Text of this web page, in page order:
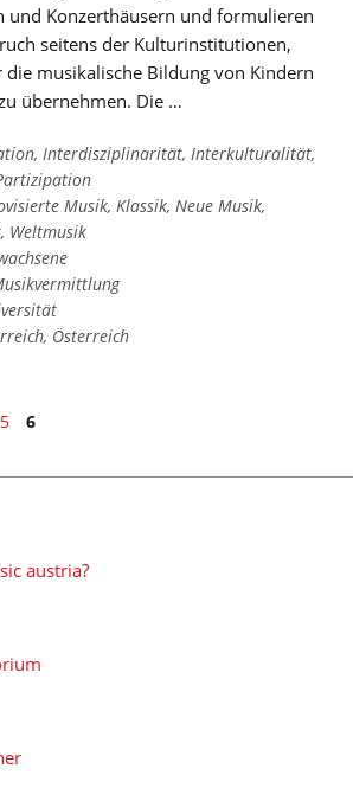
und Konzerthäusern und formulieren
seitens der Kulturinstitutionen,
musikalische Bildung von Kindern
übernehmen. Die …
, Interdisziplinarität, Interkulturalität,
Musik, Klassik, Neue Musik,
, Weltmusik
, Österreich
Seite
5 Seite
6
austria?